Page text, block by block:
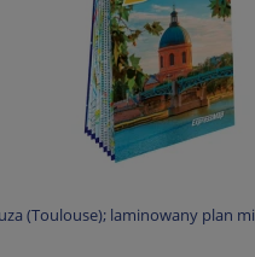
(Toulouse); laminowany plan